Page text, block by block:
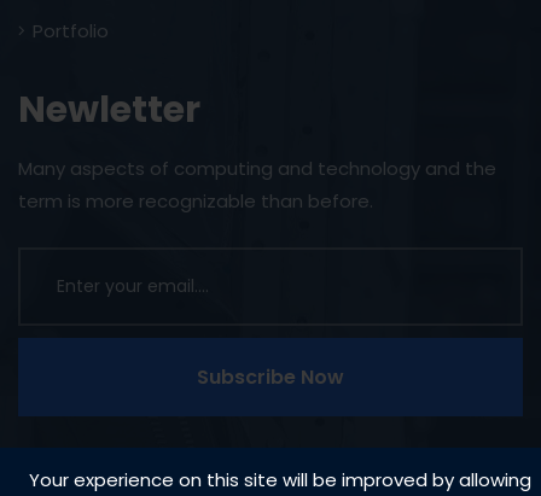
Portfolio
Newletter
Many aspects of computing and technology and the
term is more recognizable than before.
Subscribe Now
Your experience on this site will be improved by allowing